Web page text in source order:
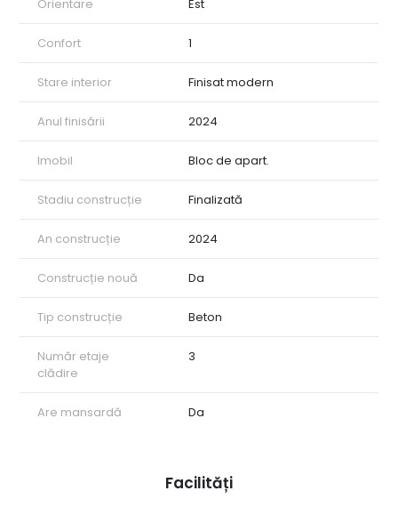
Orientare Est
Confort 1
Stare interior Finisat modern
Anul finisării 2024
Imobil Bloc de apart.
Stadiu construcție Finalizată
An construcție 2024
Construcție nouă Da
Tip construcție Beton
Număr etaje
clădire
3
Are mansardă Da
Facilități